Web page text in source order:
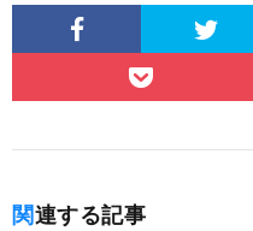
関連する記事